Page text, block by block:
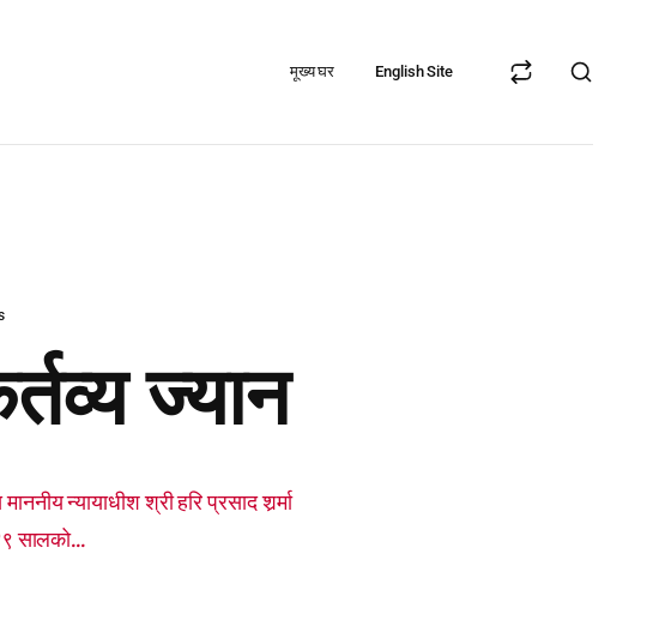
मूख्य घर English Site
ज्यान
श्री हरि प्रसाद शर्र्मा
सालको...